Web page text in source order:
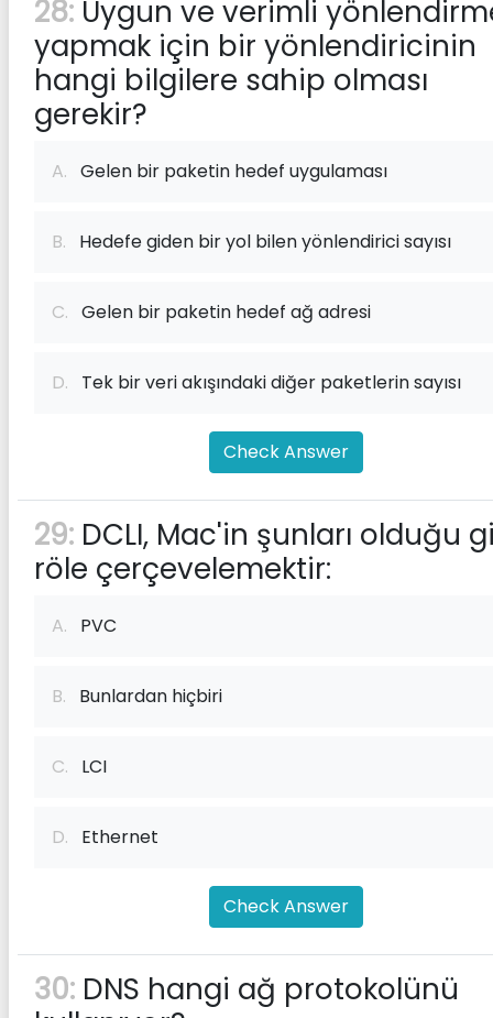
28: Uygun ve verimli
yapmak için bir yönlendiricinin
hangi bilgilere sahip olması
gerekir?
A. Gelen bir paketin hedef uygulaması
B. Hedefe giden bir yol bilen yönlendirici sayısı
C. Gelen bir paketin hedef ağ adresi
D. Tek bir veri akışındaki diğer paketlerin sayısı
Check Answer
29: DCLI, Mac'in şunları olduğu
röle çerçevelemektir:
A. PVC
B. Bunlardan hiçbiri
C. LCI
D. Ethernet
Check Answer
30: DNS hangi ağ protokolünü